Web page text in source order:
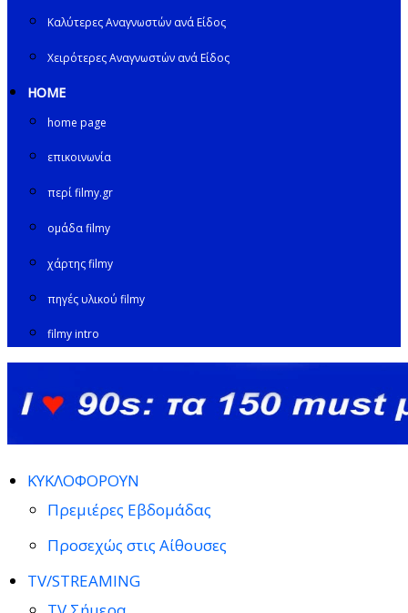
Καλύτερες Αναγνωστών ανά Είδος
Χειρότερες Αναγνωστών ανά Είδος
HOME
home page
επικοινωνία
περί filmy.gr
ομάδα filmy
χάρτης filmy
πηγές υλικού filmy
filmy intro
ΚΥΚΛΟΦΟΡΟΥΝ
Πρεμιέρες Εβδομάδας
Προσεχώς στις Αίθουσες
TV/STREAMING